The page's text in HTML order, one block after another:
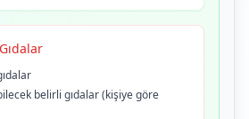
belirli gıdalar (kişiye göre